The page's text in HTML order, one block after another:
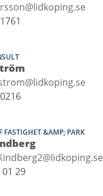
FASTIGHET &AMP; PARK
29